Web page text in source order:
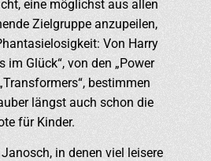
eine möglichst aus allen
Zielgruppe anzupeilen,
Von Harry
im Glück“, von den „Power
bestimmen
längst auch schon die
für Kinder.
in denen viel leisere